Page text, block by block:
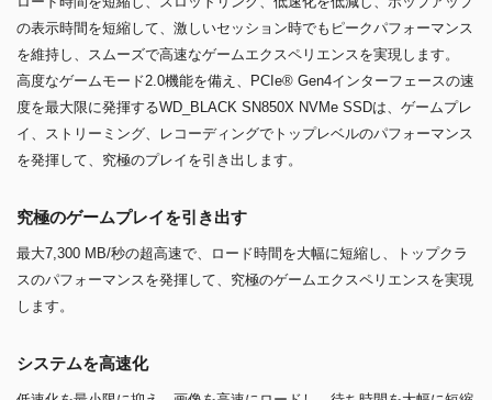
の表示時間を短縮して、激しいセッション時でもピークパフォーマンス
を維持し、スムーズで高速なゲームエクスペリエンスを実現します。
高度なゲームモード2.0機能を備え、PCIe® Gen4インターフェースの速
度を最大限に発揮するWD_BLACK SN850X NVMe SSDは、ゲームプレ
イ、ストリーミング、レコーディングでトップレベルのパフォーマンス
を発揮して、究極のプレイを引き出します。
究極のゲームプレイを引き出す
最大7,300 MB/秒の超高速で、ロード時間を大幅に短縮し、トップクラ
スのパフォーマンスを発揮して、究極のゲームエクスペリエンスを実現
します。
システムを高速化